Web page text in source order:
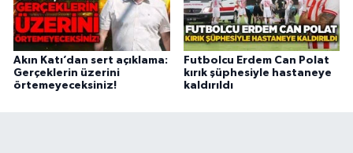
Akın Katı’dan sert açıklama:
Gerçeklerin üzerini
örtemeyeceksiniz!
Futbolcu Erdem Can Polat
kırık şüphesiyle hastaneye
kaldırıldı